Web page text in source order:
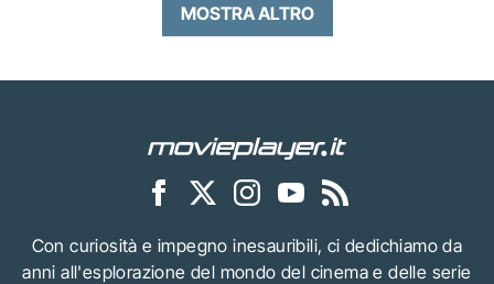
MOSTRA ALTRO
Con curiosità e impegno inesauribili, ci dedichiamo da
anni all'esplorazione del mondo del cinema e delle serie